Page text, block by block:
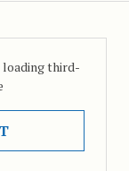
loading third-